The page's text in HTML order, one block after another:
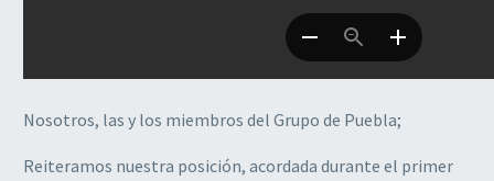
Nosotros, las y los miembros del Grupo de Puebla;
Reiteramos nuestra posición, acordada durante el primer